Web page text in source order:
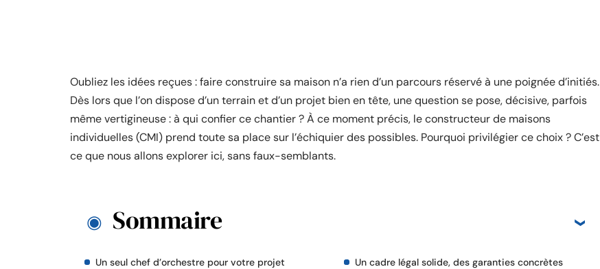
Oubliez les idées reçues : faire construire sa maison n’a rien d’un parcours réservé à une poignée d’initiés.
Dès lors que l’on dispose d’un terrain et d’un projet bien en tête, une question se pose, décisive, parfois
même vertigineuse : à qui confier ce chantier ? À ce moment précis, le constructeur de maisons
individuelles (CMI) prend toute sa place sur l’échiquier des possibles. Pourquoi privilégier ce choix ? C’est
ce que nous allons explorer ici, sans faux-semblants.
Sommaire
Un seul chef d’orchestre pour votre projet Un cadre légal solide, des garanties concrètes